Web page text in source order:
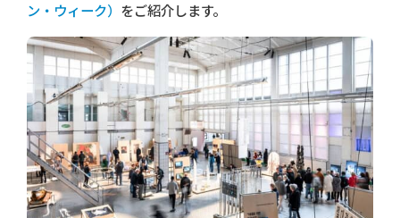
ン・ウィーク） をご紹介します。